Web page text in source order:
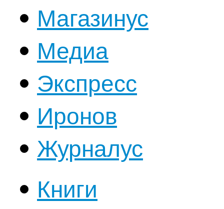
Магазинус
Медиа
Экспресс
Иронов
Журналус
Книги